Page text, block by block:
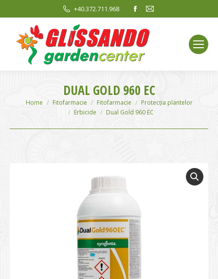
+40.372.711.968
Facebook
opens
in
new
window
Mail
window
DUAL GOLD 960 EC
You are here:
Home Fitofarmacie Fitofarmacie
Protecția plantelor
Erbicide
Dual Gold 960 EC